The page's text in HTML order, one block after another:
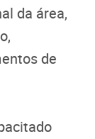
da área,
de